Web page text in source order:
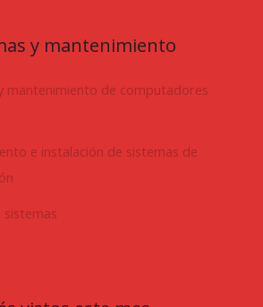
y mantenimiento
mantenimiento de computadores
e instalación de sistemas de
sistemas